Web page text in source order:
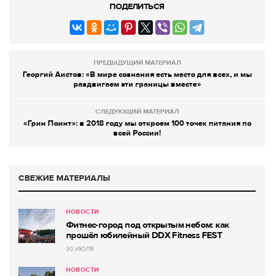
ПОДЕЛИТЬСЯ
ПРЕДЫДУЩИЙ МАТЕРИАЛ
Георгий Аистов: «В мире сознания есть место для всех, и мы
раздвигаем эти границы вместе»
СЛЕДУЮЩИЙ МАТЕРИАЛ
«Грин Поинт»: в 2018 году мы откроем 100 точек питания по
всей России!
СВЕЖИЕ МАТЕРИАЛЫ
НОВОСТИ
Фитнес-город под открытым небом: как
прошёл юбилейный DDX Fitness FEST
30 ИЮЛЯ
НОВОСТИ